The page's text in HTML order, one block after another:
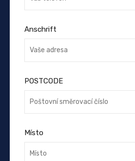
Anschrift
POSTCODE
Místo